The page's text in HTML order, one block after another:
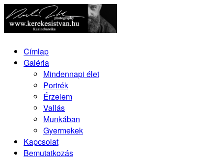
Címlap
Galéria
Mindennapi élet
Portrék
Érzelem
Vallás
Munkában
Gyermekek
Kapcsolat
Bemutatkozás